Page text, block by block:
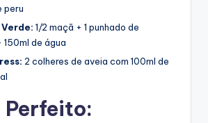
peru
1/2 maçã + 1 punhado de
de água
2 colheres de aveia com 100ml de